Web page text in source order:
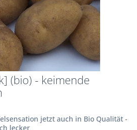
(bio) - keimende
jetzt auch in Bio Qualität -
lecker